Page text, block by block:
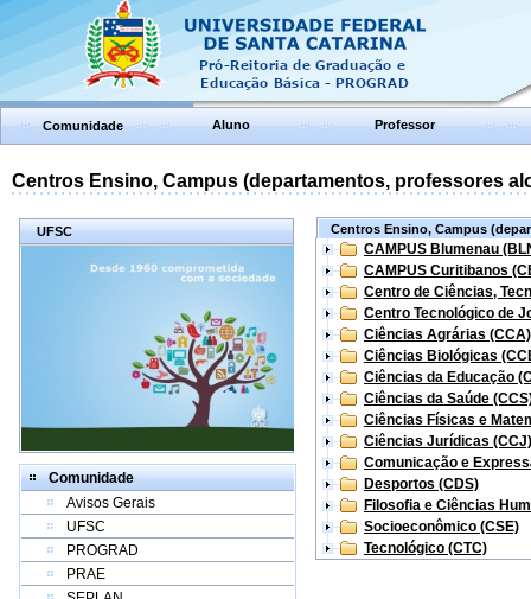
Comunidade Aluno Professor
Centros Ensino, Campus (departamentos, professores
UFSC
Comunidade
Avisos Gerais
UFSC
PROGRAD
PRAE
Centros Ensino, Campus
CAMPUS Blumenau
CAMPUS Curitibanos
Centro de Ciências,
Centro Tecnológico de
Ciências Agrárias (CCA)
Ciências Biológicas
Ciências da Educação
Ciências da Saúde
Ciências Físicas e
Ciências Jurídicas (CCJ)
Comunicação e
Desportos (CDS)
Filosofia e Ciências
Socioeconômico (CSE)
Tecnológico (CTC)